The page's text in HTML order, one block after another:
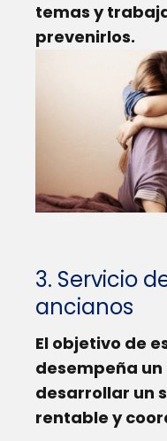
temas y
prevenirlos.
3. Servicio
ancianos
El objetivo de
desempeña
desarrollar un
rentable y